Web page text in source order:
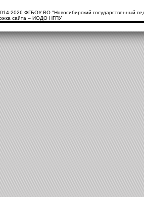
2026 ФГБОУ ВО "Новосибирский государственный
сайта – ИОДО НГПУ